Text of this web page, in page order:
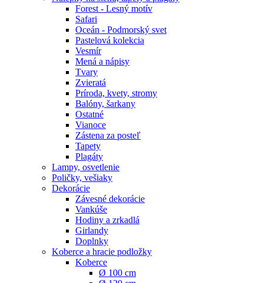
Forest - Lesný motív
Safari
Oceán - Podmorský svet
Pastelová kolekcia
Vesmír
Mená a nápisy
Tvary
Zvieratá
Príroda, kvety, stromy
Balóny, šarkany
Ostatné
Vianoce
Zástena za posteľ
Tapety
Plagáty
Lampy, osvetlenie
Poličky, vešiaky
Dekorácie
Závesné dekorácie
Vankúše
Hodiny a zrkadlá
Girlandy
Doplnky
Koberce a hracie podložky
Koberce
Ø 100 cm